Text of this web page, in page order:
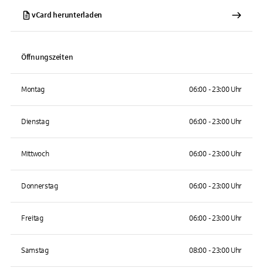
vCard herunterladen
Öffnungszeiten
Montag 06:00 - 23:00 Uhr
Dienstag 06:00 - 23:00 Uhr
Mittwoch 06:00 - 23:00 Uhr
Donnerstag 06:00 - 23:00 Uhr
Freitag 06:00 - 23:00 Uhr
Samstag 08:00 - 23:00 Uhr